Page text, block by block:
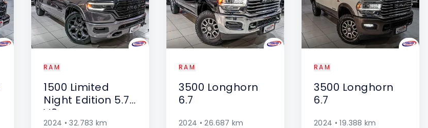
RAM
1500 Limited
Night Edition 5.7
V8
2024 •32.783 km
RAM
3500 Longhorn
6.7
2024 •26.687 km
RAM
3500 Longhorn
6.7
2024 •19.388 km